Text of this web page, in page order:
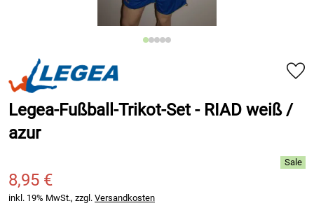
Legea-Fußball-Trikot-Set - RIAD weiß /
azur
8,95 €
inkl. 19% MwSt., zzgl. Versandkosten